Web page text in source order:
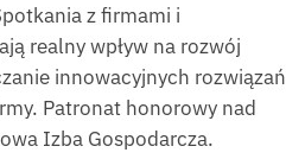
z firmami i
realny wpływ na rozwój
innowacyjnych rozwiązań
Patronat honorowy nad
Izba Gospodarcza.